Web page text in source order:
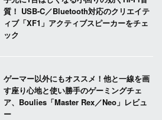
質！ USB-C／Bluetooth対応のクリエイテ
ィブ「XF1」アクティブスピーカーをチェ
ック
ゲーマー以外にもオススメ！他と一線を画
す座り心地と使い勝手のゲーミングチェ
ア、Boulies「Master Rex／Neo」レビュ
ー